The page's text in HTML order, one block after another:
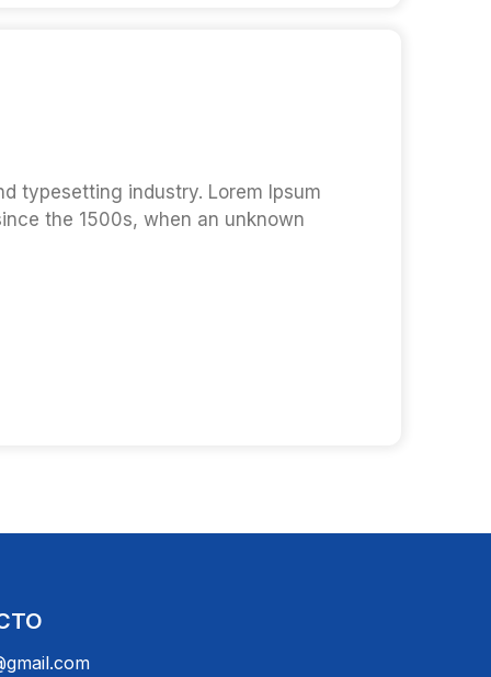
typesetting industry. Lorem Ipsum
the 1500s, when an unknown